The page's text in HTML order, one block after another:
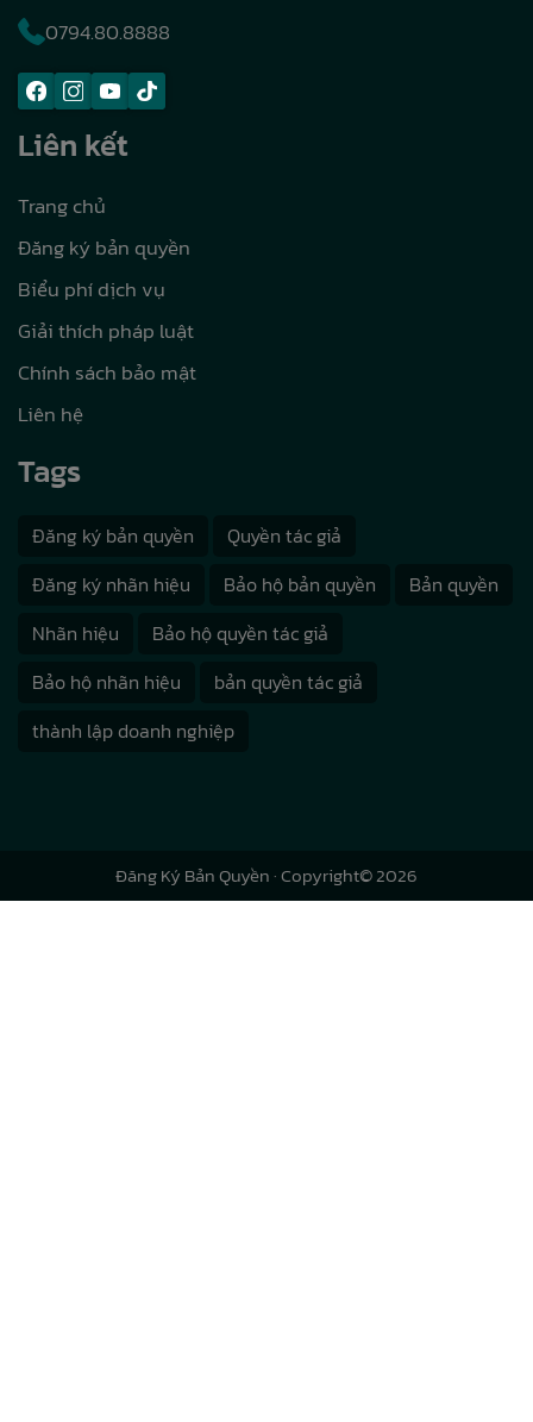
0794.80.8888
Liên kết
Trang chủ
Đăng ký bản quyền
Biểu phí dịch vụ
Giải thích pháp luật
Chính sách bảo mật
Liên hệ
Tags
Đăng ký bản quyền
Quyền tác giả
Đăng ký nhãn hiệu
Bảo hộ bản quyền
Bản quyền
Nhãn hiệu
Bảo hộ quyền tác giả
Bảo hộ nhãn hiệu
bản quyền tác giả
thành lập doanh nghiệp
Đăng Ký Bản Quyền· Copyright© 2026